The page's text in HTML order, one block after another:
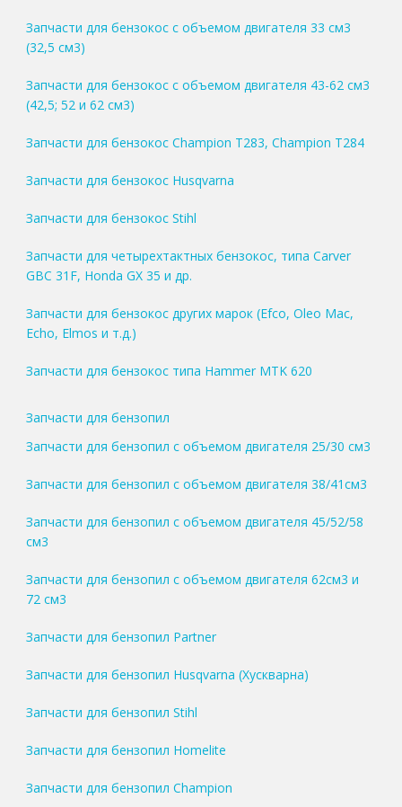
Запчасти для бензокос с объемом двигателя 33 см3
(32,5 см3)
Запчасти для бензокос с объемом двигателя 43-62 см3
(42,5; 52 и 62 см3)
Запчасти для бензокос Champion T283, Champion T284
Запчасти для бензокос Husqvarna
Запчасти для бензокос Stihl
Запчасти для четырехтактных бензокос, типа Carver
GBC 31F, Honda GX 35 и др.
Запчасти для бензокос других марок (Efco, Oleo Mac,
Echo, Elmos и т.д.)
Запчасти для бензокос типа Hammer MTK 620
Запчасти для бензопил
Запчасти для бензопил с объемом двигателя 25/30 см3
Запчасти для бензопил с объемом двигателя 38/41см3
Запчасти для бензопил с объемом двигателя 45/52/58
см3
Запчасти для бензопил с объемом двигателя 62см3 и
72 см3
Запчасти для бензопил Partner
Запчасти для бензопил Husqvarna (Хускварна)
Запчасти для бензопил Stihl
Запчасти для бензопил Homelite
Запчасти для бензопил Champion